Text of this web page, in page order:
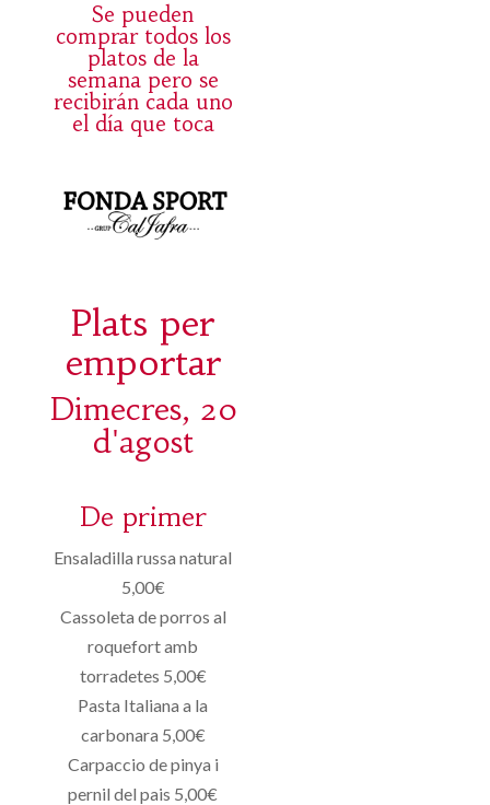
Se pueden
comprar todos los
platos de la
semana pero se
recibirán cada uno
el día que toca
Plats per
emportar
Dimecres, 20
d'agost
De primer
Ensaladilla russa natural
5,00€
Cassoleta de porros al
roquefort amb
torradetes 5,00€
Pasta Italiana a la
carbonara 5,00€
Carpaccio de pinya i
pernil del pais 5,00€